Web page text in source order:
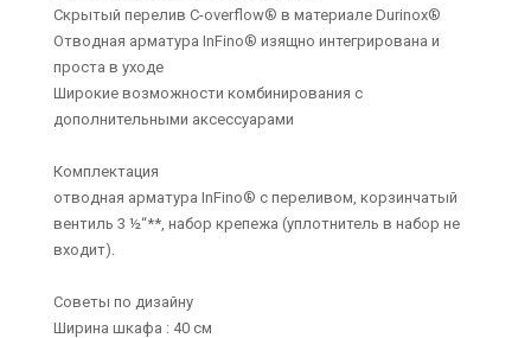
Скрытый перелив C-overflow® в материале Durinox®
Отводная арматура InFino® изящно интегрирована и
проста в уходе
Широкие возможности комбинирования с
дополнительными аксессуарами
Комплектация
отводная арматура InFino® с переливом, корзинчатый
вентиль 3 ½“**, набор крепежа (уплотнитель в набор не
входит).
Советы по дизайну
Ширина шкафа : 40 см